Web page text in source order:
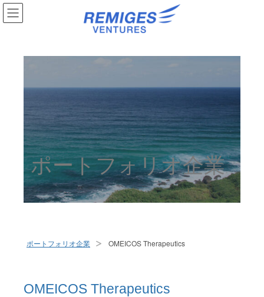
ポートフォリオ企業
ポートフォリオ企業 > OMEICOS Therapeutics
OMEICOS Therapeutics